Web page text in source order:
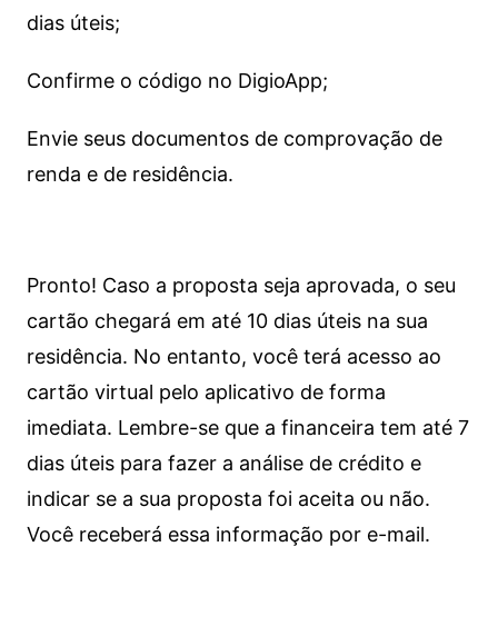
dias úteis;
Confirme o código no DigioApp;
Envie seus documentos de comprovação de
renda e de residência.
Pronto! Caso a proposta seja aprovada, o seu
cartão chegará em até 10 dias úteis na sua
residência. No entanto, você terá acesso ao
cartão virtual pelo aplicativo de forma
imediata. Lembre-se que a financeira tem até 7
dias úteis para fazer a análise de crédito e
indicar se a sua proposta foi aceita ou não.
Você receberá essa informação por e-mail.